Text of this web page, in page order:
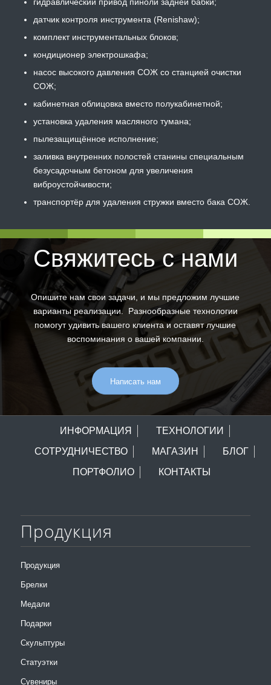
датчик контроля инструмента (Renishaw);
комплект инструментальных блоков;
кондиционер электрошкафа;
насос высокого давления СОЖ со станцией очистки
СОЖ;
кабинетная облицовка вместо полукабинетной;
установка удаления масляного тумана;
пылезащищённое исполнение;
заливка внутренних полостей станины специальным
безусадочным бетоном для увеличения
виброустойчивости;
транспортёр для удаления стружки вместо бака СОЖ.
Свяжитесь с нами
Опишите нам свои задачи, и мы предложим лучшие
варианты реализации. Разнообразные технологии
помогут удивить вашего клиента и оставят лучшие
воспоминания о вашей компании.
Написать нам
ИНФОРМАЦИЯ
ТЕХНОЛОГИИ
СОТРУДНИЧЕСТВО
МАГАЗИН
БЛОГ
ПОРТФОЛИО
КОНТАКТЫ
Продукция
Продукция
Брелки
Медали
Подарки
Скульптуры
Статуэтки
Сувениры